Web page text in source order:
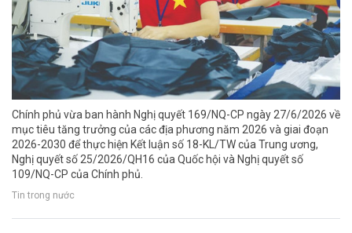
Chính phủ vừa ban hành Nghị quyết 169/NQ-CP ngày 27/6/2026 về
mục tiêu tăng trưởng của các địa phương năm 2026 và giai đoạn
2026-2030 để thực hiện Kết luận số 18-KL/TW của Trung ương,
Nghị quyết số 25/2026/QH16 của Quốc hội và Nghị quyết số
109/NQ-CP của Chính phủ.
Tin trong nước